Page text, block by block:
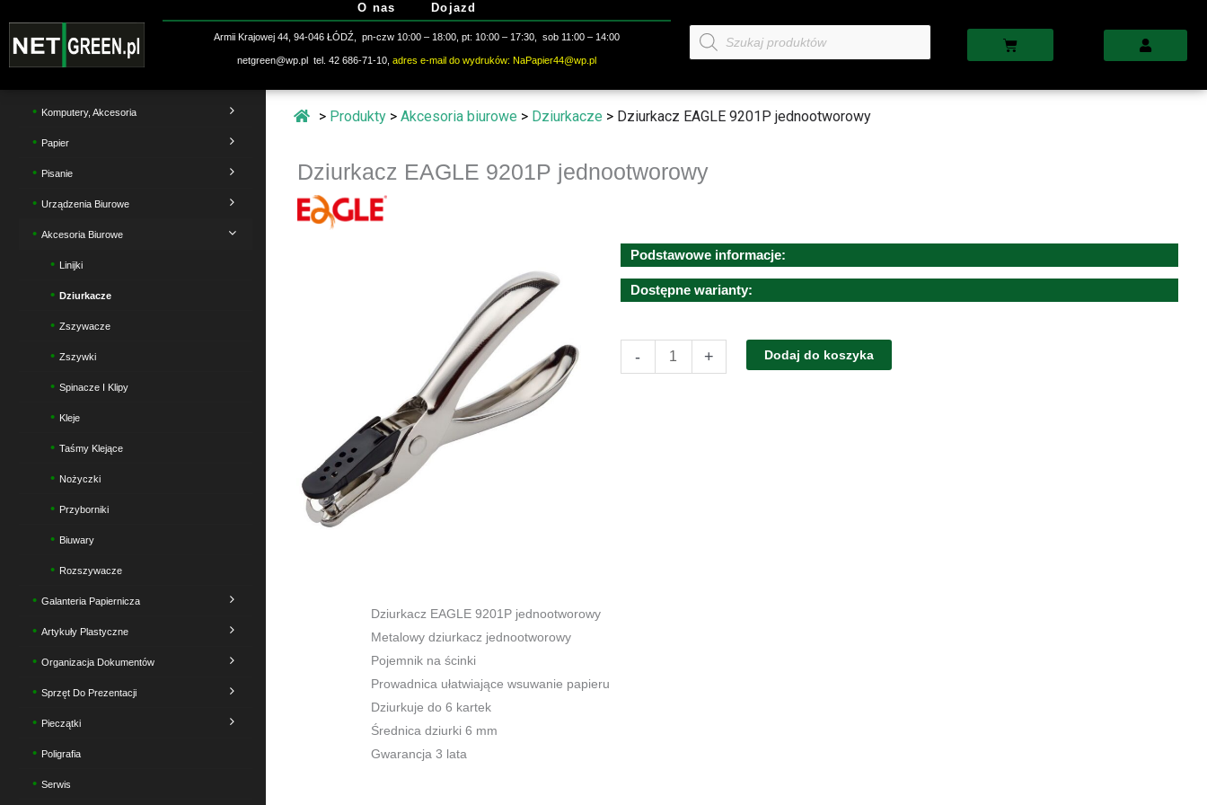
do
treści
O nas Dojazd
Armii Krajowej 44, 94-046 ŁÓDŹ, pn-czw 10:00 – 18:00, pt: 10:00 – 17:30, sob 11:00 – 14:00
netgreen@wp.pl tel. 42 686-71-10,adres e-mail do wydruków: NaPapier44@wp.pl
Wyszukiwarka
produktów
Cart
Komputery, Akcesoria
Papier
Pisanie
Urządzenia Biurowe
Akcesoria Biurowe
Linijki
Dziurkacze
Zszywacze
Zszywki
Spinacze I Klipy
Kleje
Taśmy Klejące
Nożyczki
Przyborniki
Biuwary
Rozszywacze
Galanteria Papiernicza
Artykuły Plastyczne
Organizacja Dokumentów
Sprzęt Do Prezentacji
Pieczątki
Poligrafia
Serwis
> Produkty > Akcesoria biurowe > Dziurkacze > Dziurkacz EAGLE 9201P jednootworowy
Dziurkacz EAGLE 9201P jednootworowy
Podstawowe informacje:
Dostępne warianty:
-
Dziurkacz
+ Dodaj do koszyka
Dziurkacz EAGLE 9201P jednootworowy
Metalowy dziurkacz jednootworowy
Pojemnik na ścinki
Prowadnica ułatwiające wsuwanie papieru
Dziurkuje do 6 kartek
Średnica dziurki 6 mm
Gwarancja 3 lata